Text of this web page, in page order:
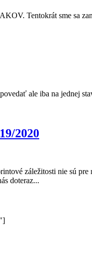
Tentokrát sme sa
ale iba na jednej
2020
záležitosti nie sú
doteraz...